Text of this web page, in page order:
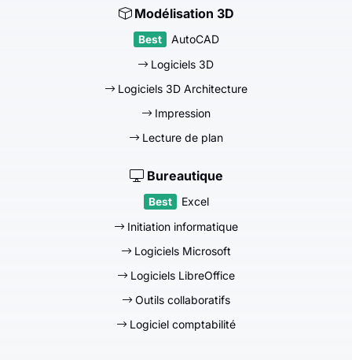
Modélisation 3D
AutoCAD
Logiciels 3D
Logiciels 3D Architecture
Impression
Lecture de plan
Bureautique
Excel
Initiation informatique
Logiciels Microsoft
Logiciels LibreOffice
Outils collaboratifs
Logiciel comptabilité